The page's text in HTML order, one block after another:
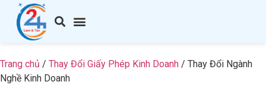
Trang chủ / Thay Đổi Giấy Phép Kinh Doanh / Thay Đổi Ngành
Nghề Kinh Doanh